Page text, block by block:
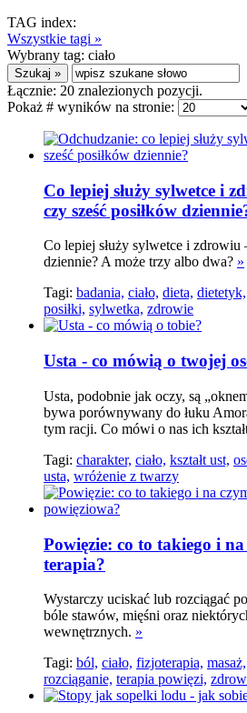
TAG index:
Wszystkie tagi »
Wybrany tag: ciało
Łącznie: 20 znalezionych pozycji.
Pokaż # wyników na stronie:
Co lepiej służy sylwetce i
czy sześć posiłków
Co lepiej służy sylwetce i zdrowiu
dziennie? A może trzy albo dwa? »
Tagi: badania, ciało, dieta, dietetyk,
posiłki, sylwetka, zdrowie
Usta - co mówią o twojej
Usta, podobnie jak oczy, są
bywa porównywany do łuku
tym racji. Co mówi o nas ich
Tagi: charakter, ciało, kształt ust,
usta, wróżenie z twarzy
Powięzie: co to takiego i
terapia?
Wystarczy uciskać lub rozciągać
bóle stawów, mięśni oraz
wewnętrznych. »
Tagi: ból, ciało, fizjoterapia, masaż,
rozciąganie, terapia powięzi,